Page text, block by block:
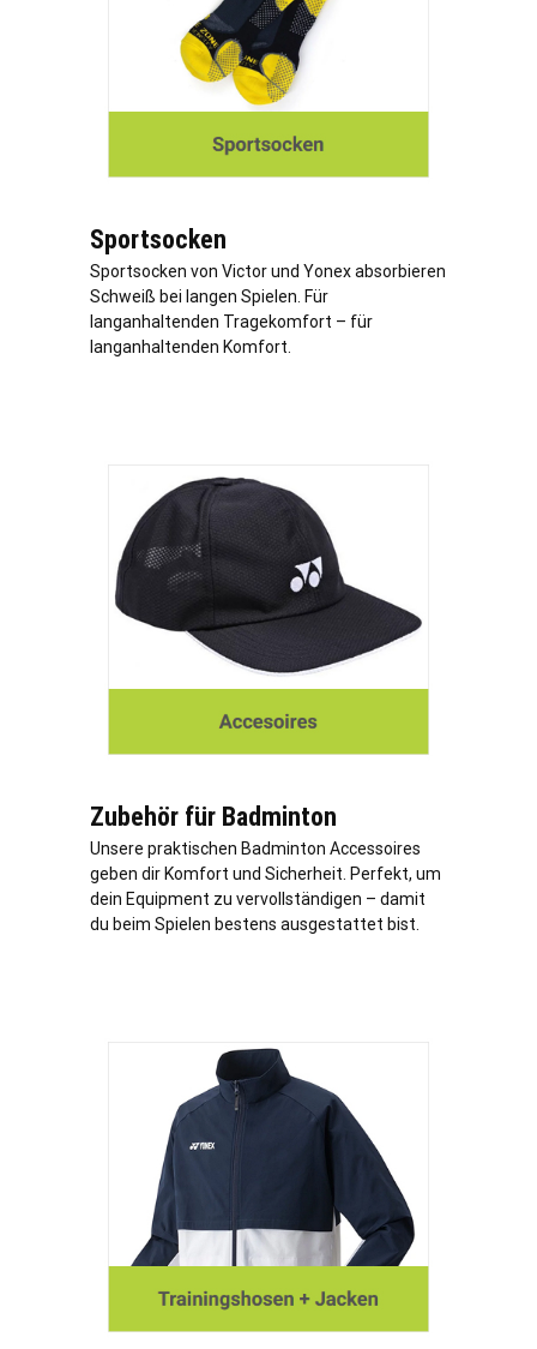
Sportsocken
Sportsocken von Victor und Yonex absorbieren
Schweiß bei langen Spielen. Für
langanhaltenden Tragekomfort – für
langanhaltenden Komfort.
Zubehör für Badminton
Unsere praktischen Badminton Accessoires
geben dir Komfort und Sicherheit. Perfekt, um
dein Equipment zu vervollständigen – damit
du beim Spielen bestens ausgestattet bist.